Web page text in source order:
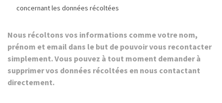
concernant les données récoltées
Nous récoltons vos informations comme votre nom,
prénom et email dans le but de pouvoir vous recontacter
simplement. Vous pouvez à tout moment demander à
supprimer vos données récoltées en nous contactant
directement.